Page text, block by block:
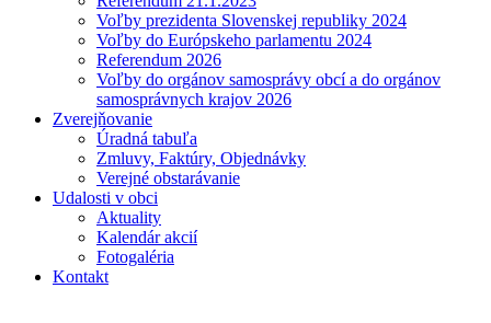
Voľby prezidenta Slovenskej republiky 2024
Voľby do Európskeho parlamentu 2024
Referendum 2026
Voľby do orgánov samosprávy obcí a do orgánov
samosprávnych krajov 2026
Zverejňovanie
Úradná tabuľa
Zmluvy, Faktúry, Objednávky
Verejné obstarávanie
Udalosti v obci
Aktuality
Kalendár akcií
Fotogaléria
Kontakt